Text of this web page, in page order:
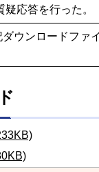
疑応答を行った。
ウンロードファ